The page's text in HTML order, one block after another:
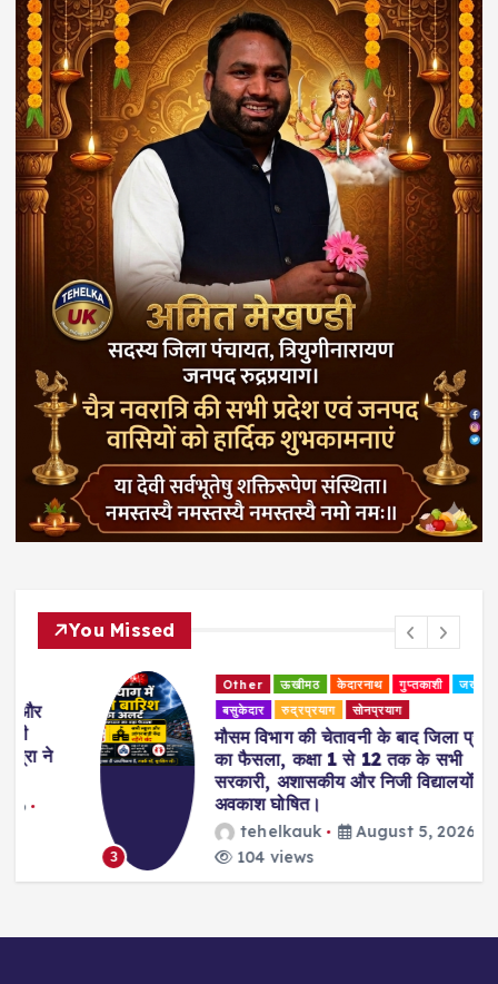
You Missed
Other ऊखीमठ केदारनाथ गुप्तकाशी
जखोली
बसुकेदार
रुद्रप्रयाग सोनप्रयाग
मौसम विभाग की चेतावनी के बाद जिला प्रशासन
का फैसला, कक्षा 1 से 12 तक के सभी
सरकारी, अशासकीय और निजी विद्यालयों में
अवकाश घोषित।
tehelkauk
August 5, 2026
104 views